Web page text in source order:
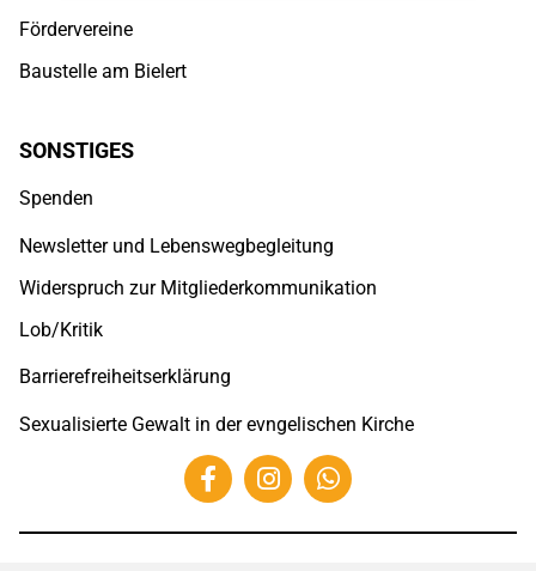
Fördervereine
Baustelle am Bielert
SONSTIGES
Spenden
Newsletter und Lebenswegbegleitung
Widerspruch zur Mitgliederkommunikation
Lob/Kritik
Barrierefreiheitserklärung
Sexualisierte Gewalt in der evngelischen Kirche